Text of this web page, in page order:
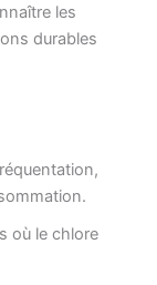
les
durables
où le chlore